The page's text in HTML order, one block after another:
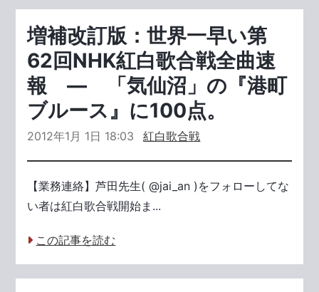
増補改訂版：世界一早い第
62回NHK紅白歌合戦全曲速
報 ― 「気仙沼」の『港町
ブルース』に100点。
2012年1月 1日 18:03 紅白歌合戦
【業務連絡】芦田先生( @jai_an )をフォローしてな
い者は紅白歌合戦開始ま...
この記事を読む